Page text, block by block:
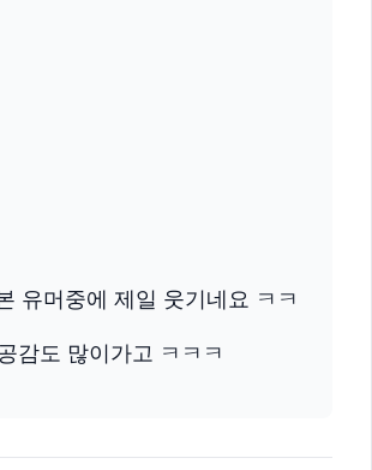
유머중에 제일 웃기네요 ㅋㅋ
감도 많이가고 ㅋㅋㅋ